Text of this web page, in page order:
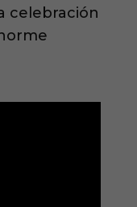
celebración